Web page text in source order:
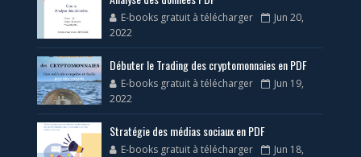
E-books gratuit à télécharger
Jun 20,
2022
Débuter le Trading des cryptomonnaies en PDF
E-books gratuit à télécharger
Jun 19,
2022
Stratégie des médias sociaux en PDF
E-books gratuit à télécharger
Jun 18,